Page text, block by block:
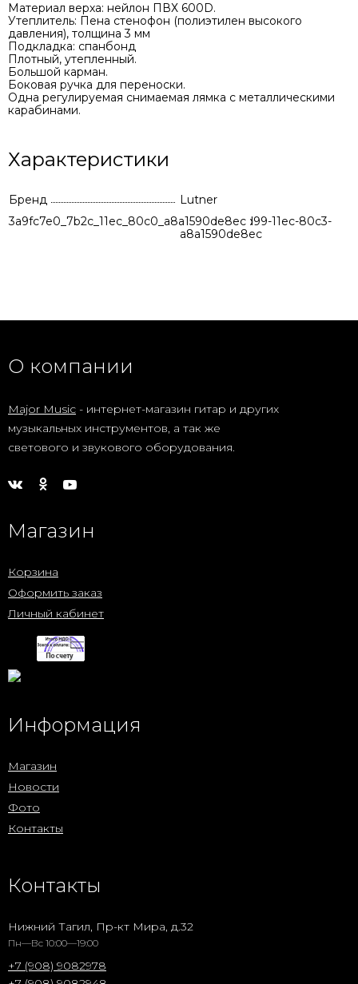
Материал верха: нейлон ПВХ 600D.
Утеплитель: Пена стенофон (полиэтилен высокого
давления), толщина 3 мм
Подкладка: спанбонд
Плотный, утепленный.
Большой карман.
Боковая ручка для переноски.
Одна регулируемая снимаемая лямка с металлическими
карабинами.
Характеристики
Бренд
Lutner
3a9fc7e0_7b2c_11ec_80c0_a8a1590de8ec0b5d8273-7d99-11ec-80c3-
a8a1590de8ec
О компании
Major Music - интернет-магазин гитар и других
музыкальных инструментов, а так же
светового и звукового оборудования.
Магазин
Корзина
Оформить заказ
Личный кабинет
Информация
Магазин
Новости
Фото
Контакты
Контакты
Нижний Тагил, Пр-кт Мира, д.32
Пн—Вс 10:00—19:00
+7 (908) 9082978